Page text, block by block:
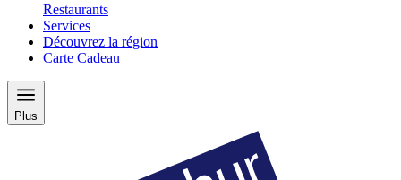
Restaurants
Services
Découvrez la région
Carte Cadeau
Plus